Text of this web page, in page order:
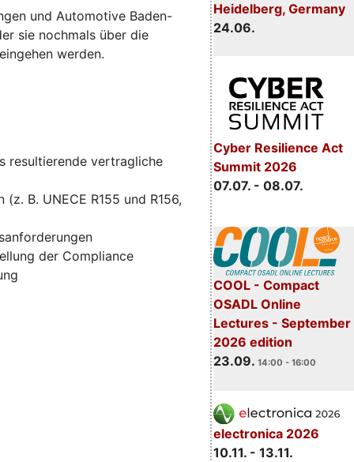
Heidelberg, Germany
24.06.
Cyber Resilience Act
Summit 2026
07.07. - 08.07.
COOL - Compact
OSADL Online
Lectures - September
2026 edition
23.09. 14:00 - 16:00
electronica 2026
10.11. - 13.11.
und Automotive Baden-
sie nochmals über die
werden.
resultierende vertragliche
B. UNECE R155 und R156,
der Compliance